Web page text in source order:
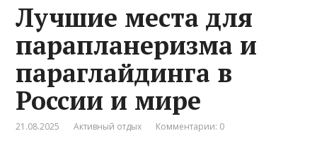
Лучшие места для
парапланеризма и
параглайдинга в
России и мире
21.08.2025 Активный отдых Комментарии: 0